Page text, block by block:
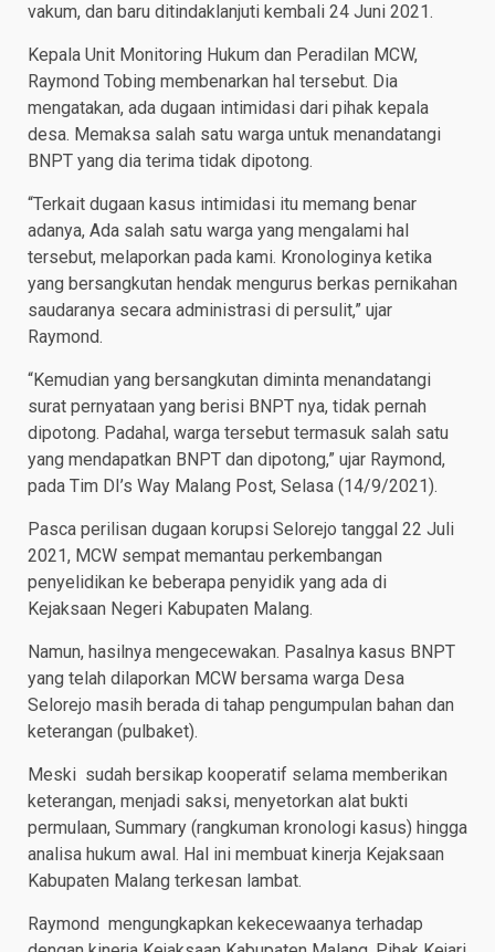
vakum, dan baru ditindaklanjuti kembali 24 Juni 2021.
Kepala Unit Monitoring Hukum dan Peradilan MCW,
Raymond Tobing membenarkan hal tersebut. Dia
mengatakan, ada dugaan intimidasi dari pihak kepala
desa. Memaksa salah satu warga untuk menandatangi
BNPT yang dia terima tidak dipotong.
“Terkait dugaan kasus intimidasi itu memang benar
adanya, Ada salah satu warga yang mengalami hal
tersebut, melaporkan pada kami. Kronologinya ketika
yang bersangkutan hendak mengurus berkas pernikahan
saudaranya secara administrasi di persulit,” ujar
Raymond.
“Kemudian yang bersangkutan diminta menandatangi
surat pernyataan yang berisi BNPT nya, tidak pernah
dipotong. Padahal, warga tersebut termasuk salah satu
yang mendapatkan BNPT dan dipotong,” ujar Raymond,
pada Tim DI’s Way Malang Post, Selasa (14/9/2021).
Pasca perilisan dugaan korupsi Selorejo tanggal 22 Juli
2021, MCW sempat memantau perkembangan
penyelidikan ke beberapa penyidik yang ada di
Kejaksaan Negeri Kabupaten Malang.
Namun, hasilnya mengecewakan. Pasalnya kasus BNPT
yang telah dilaporkan MCW bersama warga Desa
Selorejo masih berada di tahap pengumpulan bahan dan
keterangan (pulbaket).
Meski sudah bersikap kooperatif selama memberikan
keterangan, menjadi saksi, menyetorkan alat bukti
permulaan, Summary (rangkuman kronologi kasus) hingga
analisa hukum awal. Hal ini membuat kinerja Kejaksaan
Kabupaten Malang terkesan lambat.
Raymond mengungkapkan kekecewaanya terhadap